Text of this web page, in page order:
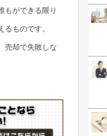
もができる限り
ものです。
売却で失敗しな